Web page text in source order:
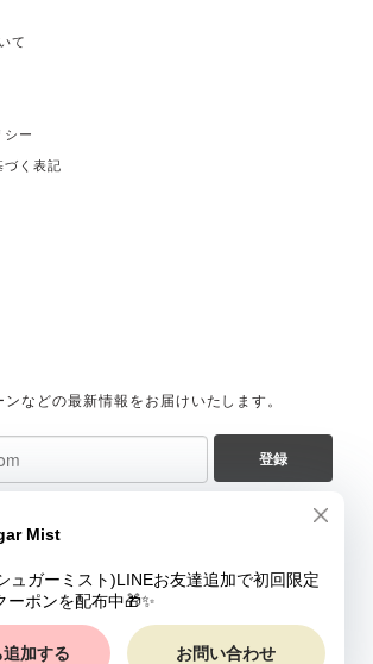
て
シー
づく表記
などの最新情報をお届けいたします。
登録